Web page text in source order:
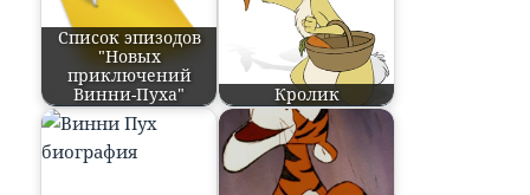
Список эпизодов
"Новых
приключений
Винни-Пуха"
Кролик